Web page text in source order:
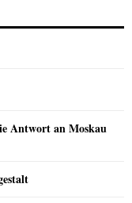
Antwort an Moskau